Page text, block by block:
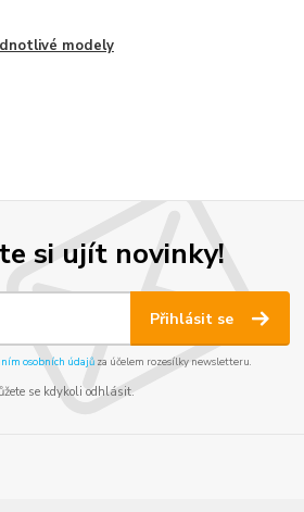
modely
si ujít novinky!
Přihlásit se
osobních údajůza účelem rozesílky newsletteru.
se kdykoli odhlásit.